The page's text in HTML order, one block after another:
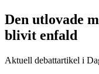
Den utlovade
blivit enfald
Aktuell debattartikel i